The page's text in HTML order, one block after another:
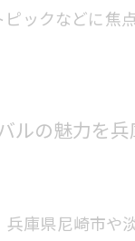
ックなどに焦
ルの魅力を
庫県尼崎市や